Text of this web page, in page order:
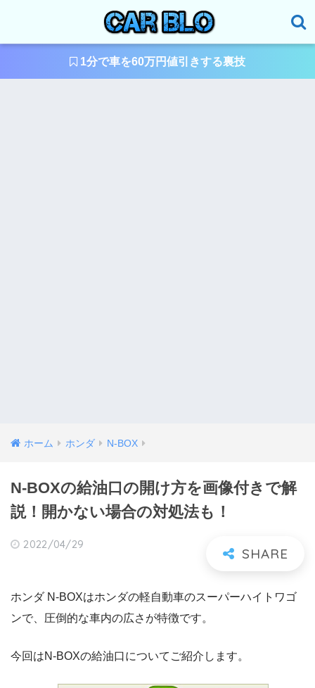
1分で車を60万円値引きする裏技
ホーム ホンダ N-BOX
N-BOXの給油口の開け方を画像付きで解
説！開かない場合の対処法も！
2022/04/29
ホンダ N-BOXはホンダの軽自動車のスーパーハイトワゴ
ンで、圧倒的な車内の広さが特徴です。
今回はN-BOXの給油口についてご紹介します。